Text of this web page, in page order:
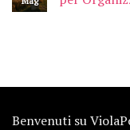
Benvenuti su